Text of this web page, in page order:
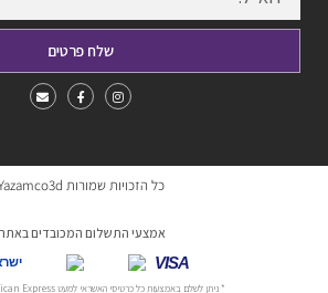
שלח פרטים
כל הזכויות שמורות Yazamco3d
אמצעי התשלום המכובדים
VISA
* ניתן לשלם באמצעות כל כרטיסי האשראי למעט American Express ו-Diners.